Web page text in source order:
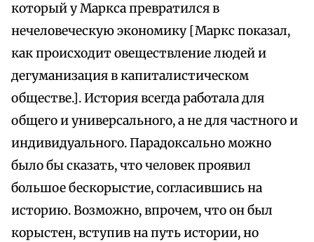
который у Маркса превратился в
нечеловеческую экономику [Маркс показал,
как происходит овеществление людей и
дегуманизация в капиталистическом
обществе.]. История всегда работала для
общего и универсального, а не для частного и
индивидуального. Парадоксально можно
было бы сказать, что человек проявил
большое бескорыстие, согласившись на
историю. Возможно, впрочем, что он был
корыстен, вступив на путь истории, но